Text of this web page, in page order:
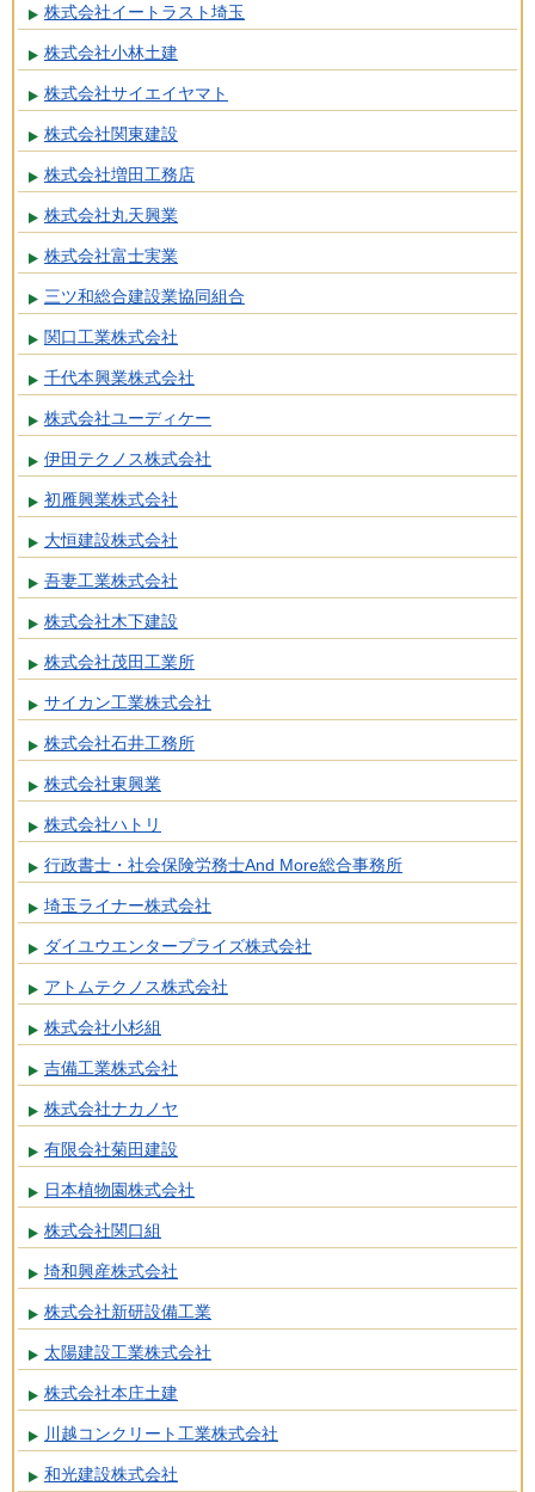
株式会社イートラスト埼玉
株式会社小林土建
株式会社サイエイヤマト
株式会社関東建設
株式会社増田工務店
株式会社丸天興業
株式会社富士実業
三ツ和総合建設業協同組合
関口工業株式会社
千代本興業株式会社
株式会社ユーディケー
伊田テクノス株式会社
初雁興業株式会社
大恒建設株式会社
吾妻工業株式会社
株式会社木下建設
株式会社茂田工業所
サイカン工業株式会社
株式会社石井工務所
株式会社東興業
株式会社ハトリ
行政書士・社会保険労務士And More総合事務所
埼玉ライナー株式会社
ダイユウエンタープライズ株式会社
アトムテクノス株式会社
株式会社小杉組
吉備工業株式会社
株式会社ナカノヤ
有限会社菊田建設
日本植物園株式会社
株式会社関口組
埼和興産株式会社
株式会社新研設備工業
太陽建設工業株式会社
株式会社本庄土建
川越コンクリート工業株式会社
和光建設株式会社